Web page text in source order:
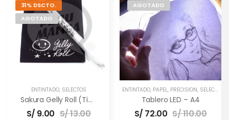
31% DSCTO.
AGOTADO
ENTINTADO, SELECTOS
Sakura Gelly Roll (Tinta Blanca)
S/ 9.00 S/13.00
AGOTADO
ENTINTADO, PAPEL, PRECISIÓN, SELECTOS
Tablero LED – A4
S/ 72.00 S/110.00